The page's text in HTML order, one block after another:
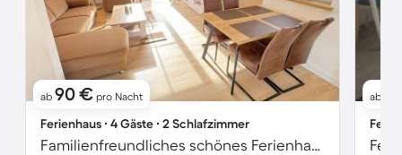
ab 90 € pro Nacht
Ferienhaus ∙ 4 Gäste ∙ 2 Schlafzimmer
Familienfreundliches schönes Ferienhaus mit Garten, Terrasse und Grill
ab